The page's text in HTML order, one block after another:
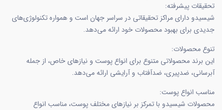
تحقیقات پیشرفته:
شیسیدو دارای مراکز تحقیقاتی در سراسر جهان است و همواره تکنولوژی‌های
جدیدی برای بهبود محصولات خود ارائه می‌دهد.
تنوع محصولات:
این برند محصولاتی متنوع برای انواع پوست و نیازهای خاص، از جمله
آبرسانی، ضدپیری، ضدآفتاب و آرایشی ارائه می‌دهد.
مناسب انواع پوست:
محصولات شیسیدو با تمرکز بر نیازهای مختلف پوست، مناسب انواع